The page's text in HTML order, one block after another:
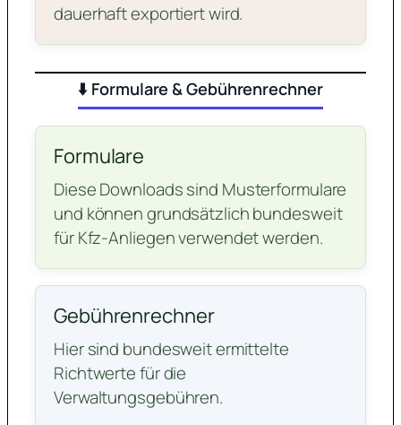
dauerhaft exportiert wird.
⬇️ Formulare & Gebührenrechner
Formulare
Diese Downloads sind Musterformulare
und können grundsätzlich bundesweit
für Kfz-Anliegen verwendet werden.
Gebührenrechner
Hier sind bundesweit ermittelte
Richtwerte für die
Verwaltungsgebühren.